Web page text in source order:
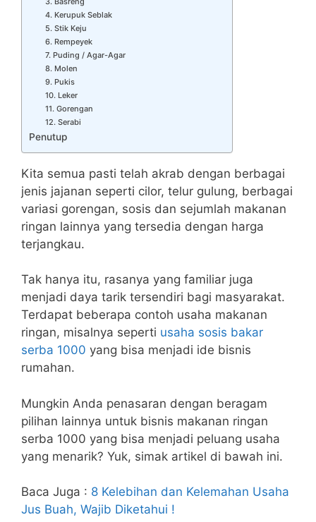
4. Kerupuk Seblak
5. Stik Keju
6. Rempeyek
7. Puding / Agar-Agar
8. Molen
9. Pukis
10. Leker
11. Gorengan
12. Serabi
Penutup
Kita semua pasti telah akrab dengan berbagai
jenis jajanan seperti cilor, telur gulung, berbagai
variasi gorengan, sosis dan sejumlah makanan
ringan lainnya yang tersedia dengan harga
terjangkau.
Tak hanya itu, rasanya yang familiar juga
menjadi daya tarik tersendiri bagi masyarakat.
Terdapat beberapa contoh usaha makanan
ringan, misalnya seperti usaha sosis bakar
serba 1000 yang bisa menjadi ide bisnis
rumahan.
Mungkin Anda penasaran dengan beragam
pilihan lainnya untuk bisnis makanan ringan
serba 1000 yang bisa menjadi peluang usaha
yang menarik? Yuk, simak artikel di bawah ini.
Baca Juga : 8 Kelebihan dan Kelemahan Usaha
Jus Buah, Wajib Diketahui !